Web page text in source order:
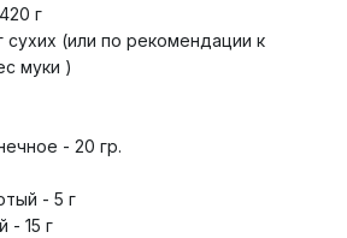
г
(или по рекомендации к
муки )
- 20 гр.
- 5 г
- 15 г